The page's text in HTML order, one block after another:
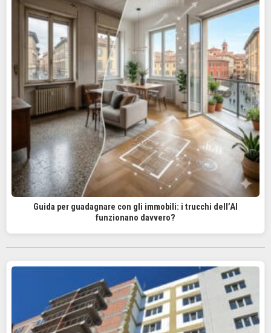
Guida per guadagnare con gli immobili: i trucchi dell’AI
funzionano davvero?